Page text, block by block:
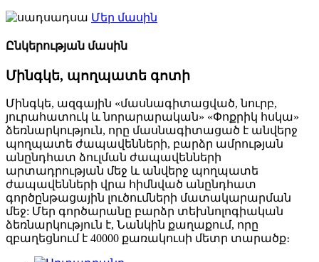
Մեր մասին
Ընկերության մասին
Մինգկե, պողպատե գոտի
Մինգկե, ազգային «մասնագիտացված, նուրբ,
յուրահատուկ և նորարարական» «Փոքրիկ հսկա»
ձեռնարկություն, որը մասնագիտացած է անվերջ
պողպատե ժապավենների, բարձր ամրության
անընդհատ ձուլման ժապավենների
արտադրության մեջ և անվերջ պողպատե
ժապավենների վրա հիմնված անընդհատ
գործընթացային լուծումների մատակարարման
մեջ: Մեր գործարանը բարձր տեխնոլոգիական
ձեռնարկություն է, Նանկին քաղաքում, որը
զբաղեցնում է 40000 քառակուսի մետր տարածք։